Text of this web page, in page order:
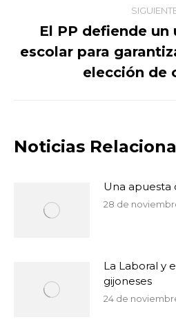
El PP defiende
escolar para
elección de
Noticias
Una apuesta
28 de
La Laboral y
gijoneses
24 de